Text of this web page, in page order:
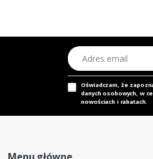
Adres email
Oświadczam, że
danych osobowych, w
nowościach i rabatach.